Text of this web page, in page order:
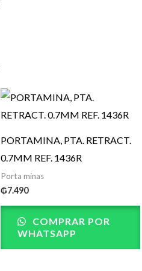
PORTAMINA, PTA. RETRACT.
0.7MM REF. 1436R
Porta minas
₲7.490
COMPRAR POR
WHATSAPP